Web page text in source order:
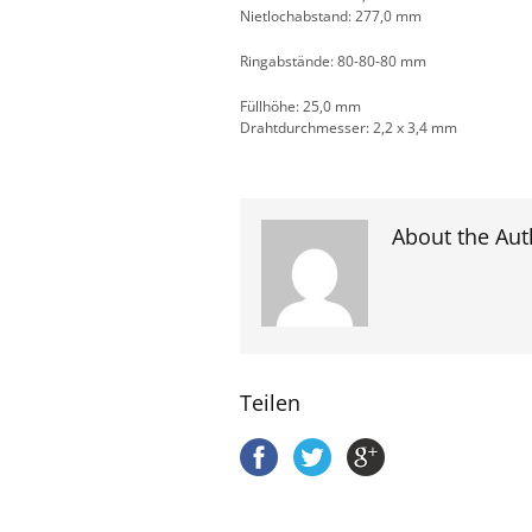
Nietlochabstand: 277,0 mm
Ringabstände: 80-80-80 mm
Füllhöhe: 25,0 mm
Drahtdurchmesser: 2,2 x 3,4 mm
About the
Teilen